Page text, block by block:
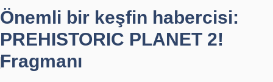
Önemli bir keşfin habercisi:
PREHISTORIC PLANET 2!
Fragmanı